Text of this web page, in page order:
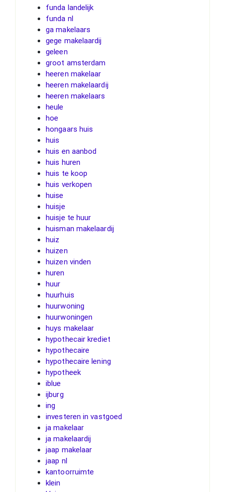
funda landelijk
funda nl
ga makelaars
gege makelaardij
geleen
groot amsterdam
heeren makelaar
heeren makelaardij
heeren makelaars
heule
hoe
hongaars huis
huis
huis en aanbod
huis huren
huis te koop
huis verkopen
huise
huisje
huisje te huur
huisman makelaardij
huiz
huizen
huizen vinden
huren
huur
huurhuis
huurwoning
huurwoningen
huys makelaar
hypothecair krediet
hypothecaire
hypothecaire lening
hypotheek
iblue
ijburg
ing
investeren in vastgoed
ja makelaar
ja makelaardij
jaap makelaar
jaap nl
kantoorruimte
klein